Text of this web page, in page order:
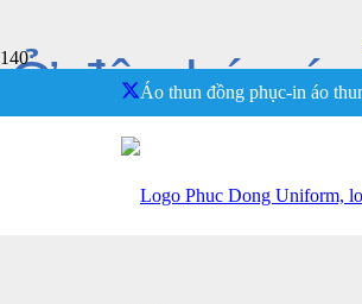
Áo thun đồng phục-in áo
Ở đâu bán
Ở đâu bán áo thun